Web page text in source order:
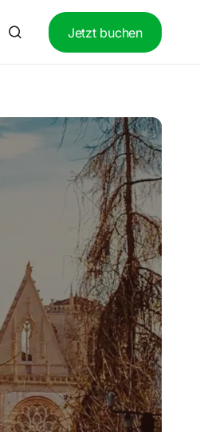
Jetzt buchen